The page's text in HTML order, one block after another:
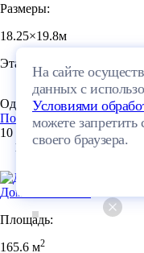
Размеры:
18.25×19.8м
Этажей:
Один этаж + мансарда
Посмотреть проект
10 234 080 руб.
15
Дом 423-165-1М
Площадь:
165.6 м2
На сайте
данных с
Условиями
можете запретить
своего браузера.